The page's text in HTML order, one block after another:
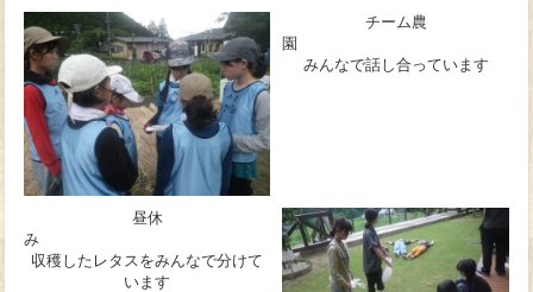
チーム農
みんなで話し合っています
昼休
み
収穫したレタスをみんなで分けて
います